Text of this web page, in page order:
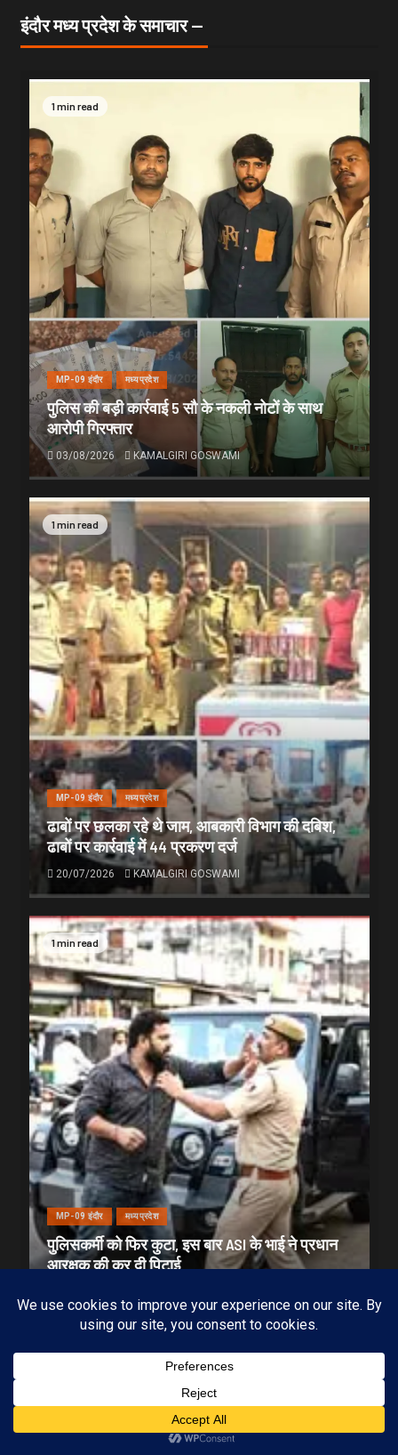
इंदौर मध्य प्रदेश के समाचार —
1 min read
MP-09 इंदौर मध्यप्रदेश
पुलिस की बड़ी कार्रवाई 5 सौ के नकली नोटों के साथ
आरोपी गिरफ्तार
03/08/2026 KAMALGIRI GOSWAMI
1 min read
MP-09 इंदौर मध्यप्रदेश
ढाबों पर छलका रहे थे जाम, आबकारी विभाग की दबिश,
ढाबों पर कार्रवाई में 44 प्रकरण दर्ज
20/07/2026 KAMALGIRI GOSWAMI
1 min read
MP-09 इंदौर मध्यप्रदेश
पुलिसकर्मी को फिर कुटा, इस बार ASI के भाई ने प्रधान
आरक्षक की कर दी पिटाई